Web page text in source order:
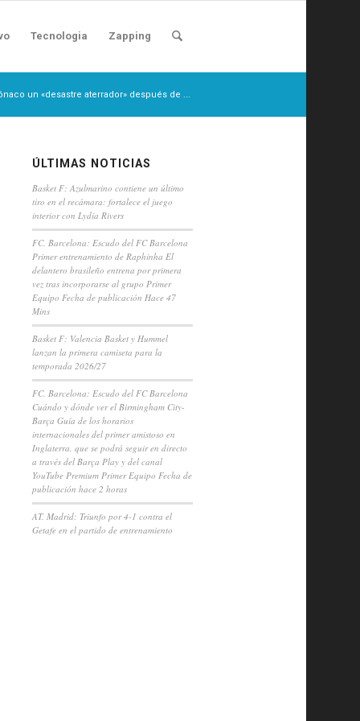
Tecnologia Zapping
un «desastre aterrador» después de ...
ÚLTIMAS NOTICIAS
Basket F: Azulmarino contiene un último
tiro en el recámara: fortalece el juego
interior con Lydia Rivers
FC. Barcelona: Escudo del FC Barcelona
Primer entrenamiento de Raphinha El
delantero brasileño entrena por primera
vez tras incorporarse al grupo Primer
Equipo Fecha de publicación Hace 47
Mins
Basket F: Valencia Basket y Hummel
lanzan la primera camiseta para la
temporada 2026/27
FC. Barcelona: Escudo del FC Barcelona
Cuándo y dónde ver el Birmingham City-
Barça Guía de los horarios
internacionales del primer amistoso en
Inglaterra, que se podrá seguir en directo
a través del Barça Play y del canal
YouTube Premium Primer Equipo Fecha de
publicación hace 2 horas
AT. Madrid: Triunfo por 4-1 contra el
Getafe en el partido de entrenamiento